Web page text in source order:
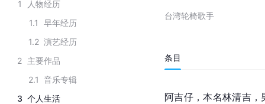
1
人物经历
1.1
早年经历
1.2 演艺经历
2 主要作品
2.1 音乐专辑
3 个人生活
台湾轮椅歌手
条目
阿吉仔，本名林清吉